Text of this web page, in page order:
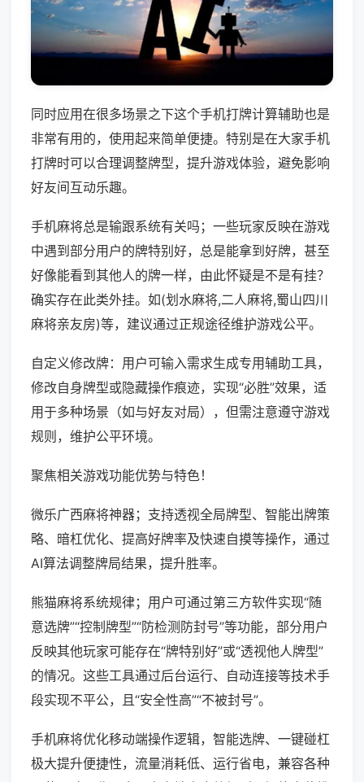
同时应用在很多场景之下这个手机打牌计算辅助也是
非常有用的，使用起来简单便捷。特别是在大家手机
打牌时可以合理调整牌型，提升游戏体验，避免影响
好友间互动乐趣。
手机麻将总是输跟系统有关吗；一些玩家反映在游戏
中遇到部分用户的牌特别好，总是能拿到好牌，甚至
好像能看到其他人的牌一样，由此怀疑是不是有挂？
确实存在此类外挂。如(划水麻将,二人麻将,蜀山四川
麻将亲友房)等，建议通过正规途径维护游戏公平。
自定义修改牌：用户可输入需求生成专用辅助工具，
修改自身牌型或隐藏操作痕迹，实现“必胜”效果，适
用于多种场景（如与好友对局），但需注意遵守游戏
规则，维护公平环境。
聚焦相关游戏功能优势与特色！
微乐广西麻将神器；支持透视全局牌型、智能出牌策
略、暗杠优化、提高好牌率及快速自摸等操作，通过
AI算法调整牌局结果，提升胜率。
熊猫麻将系统规律；用户可通过第三方软件实现“随
意选牌”“控制牌型”“防检测防封号”等功能，部分用户
反映其他玩家可能存在“牌特别好”或“透视他人牌型”
的情况。这些工具通过后台运行、自动连接等技术手
段实现不平公，且“安全性高”“不被封号”。
手机麻将优化移动端操作逻辑，智能选牌、一键碰杠
极大提升便捷性，流量消耗低、运行省电，兼容各种